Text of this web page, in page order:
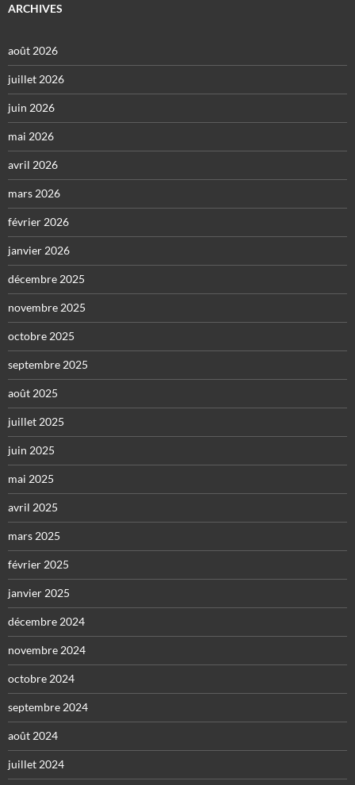
ARCHIVES
août 2026
juillet 2026
juin 2026
mai 2026
avril 2026
mars 2026
février 2026
janvier 2026
décembre 2025
novembre 2025
octobre 2025
septembre 2025
août 2025
juillet 2025
juin 2025
mai 2025
avril 2025
mars 2025
février 2025
janvier 2025
décembre 2024
novembre 2024
octobre 2024
septembre 2024
août 2024
juillet 2024